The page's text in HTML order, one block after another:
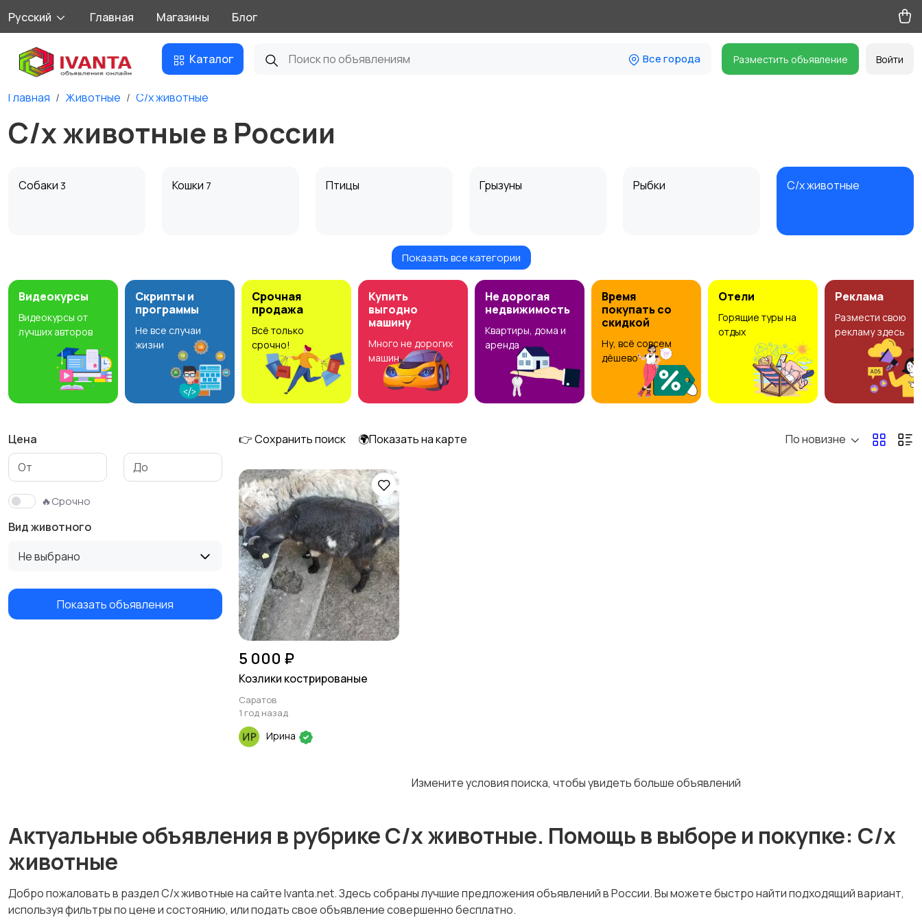
Русский Главная Магазины Блог
Каталог Все города Разместить объявление Войти
Главная Животные С/х животные
С/х животные в России
Собаки 3 Кошки 7 Птицы Грызуны Рыбки С/х животные
2
АквариумистикаПоказать все категории
Видеокурсы
Видеокурсы от
лучших авторов
Скрипты и
программы
Не все случаи
жизни
Срочная
продажа
Всё только
срочно!
Купить
выгодно
машину
Много не дорогих
машин
Не дорогая
недвижимость
Квартиры, дома и
аренда
Время
покупать со
скидкой
Ну, всё совсем
дёшево
Отели
Горящие туры на
отдых
Реклама
Размести свою
рекламу здесь
Цена
🔥Срочно
Вид животного
Не выбрано
Показать объявления
👉 Сохранить поиск 🌍Показать на карте По новизне
5 000 ₽
Козлики кострированые
Саратов
1 год назад
Ирина
Измените условия поиска, чтобы увидеть больше объявлений
Актуальные объявления в рубрике С/х животные. Помощь в выборе и покупке: С/х
животные
Добро пожаловать в раздел С/х животные на сайте Ivanta.net. Здесь собраны лучшие предложения объявлений в России. Вы можете быстро найти подходящий вариант,
используя фильтры по цене и состоянию, или подать свое объявление совершенно бесплатно.